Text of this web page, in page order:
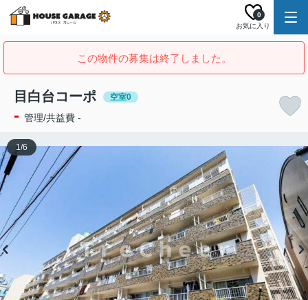
お気に入り
0
この物件の募集は終了しました。
目白台コーポ 空室0
- 管理/共益費 -
1/6